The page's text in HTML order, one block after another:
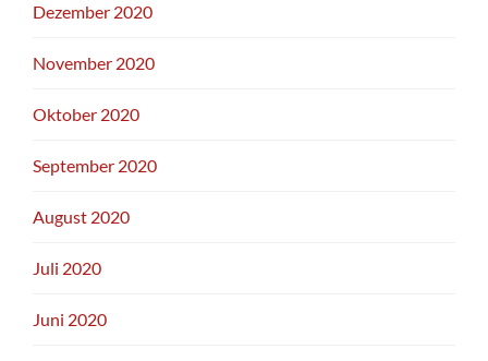
Dezember 2020
November 2020
Oktober 2020
September 2020
August 2020
Juli 2020
Juni 2020